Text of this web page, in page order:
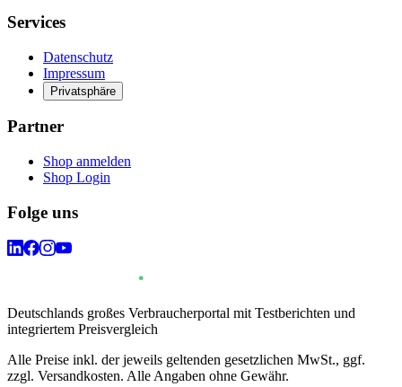
Services
Datenschutz
Impressum
Privatsphäre
Partner
Shop anmelden
Shop Login
Folge uns
Deutschlands großes Verbraucherportal mit Testberichten und
integriertem Preisvergleich
Alle Preise inkl. der jeweils geltenden gesetzlichen MwSt., ggf.
zzgl. Versandkosten. Alle Angaben ohne Gewähr.